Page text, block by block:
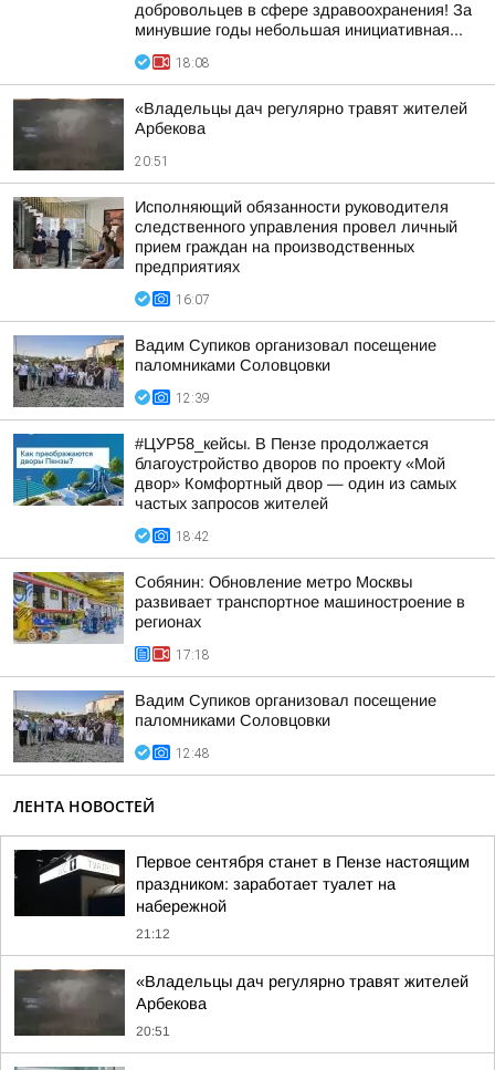
добровольцев в сфере здравоохранения! За
минувшие годы небольшая инициативная...
18:08
«Владельцы дач регулярно травят жителей
Арбекова
20:51
Исполняющий обязанности руководителя
следственного управления провел личный
прием граждан на производственных
предприятиях
16:07
Вадим Супиков организовал посещение
паломниками Соловцовки
12:39
#ЦУР58_кейсы. В Пензе продолжается
благоустройство дворов по проекту «Мой
двор» Комфортный двор — один из самых
частых запросов жителей
18:42
Собянин: Обновление метро Москвы
развивает транспортное машиностроение в
регионах
17:18
Вадим Супиков организовал посещение
паломниками Соловцовки
12:48
ЛЕНТА НОВОСТЕЙ
Первое сентября станет в Пензе настоящим
праздником: заработает туалет на
набережной
21:12
«Владельцы дач регулярно травят жителей
Арбекова
20:51